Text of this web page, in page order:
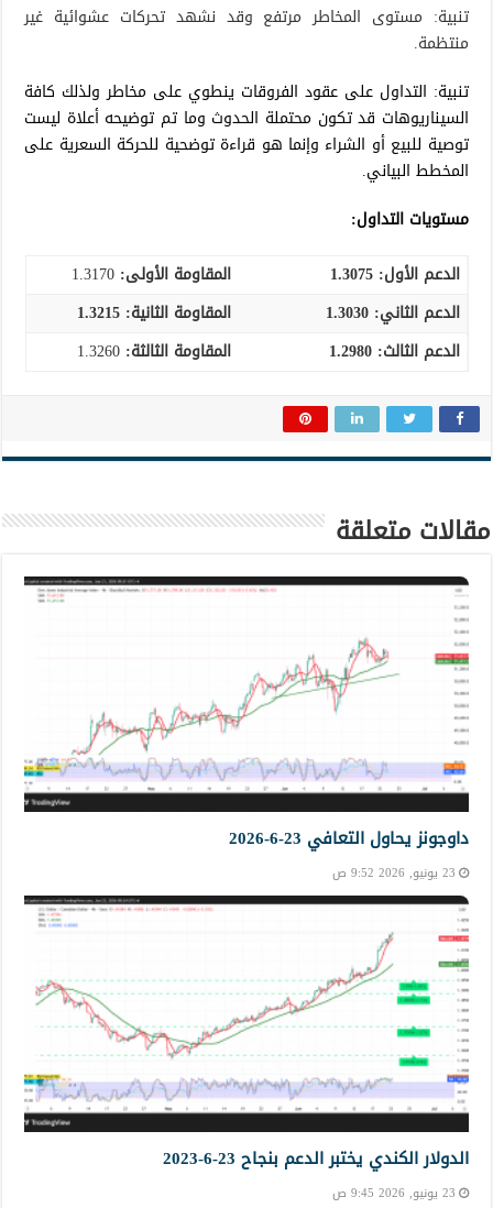
تنبية: مستوى المخاطر مرتفع وقد نشهد تحركات عشوائية غير
منتظمة.
تنبية: التداول على عقود الفروقات ينطوي على مخاطر ولذلك كافة
السيناريوهات قد تكون محتملة الحدوث وما تم توضيحه أعلاة ليست
توصية للبيع أو الشراء وإنما هو قراءة توضحية للحركة السعرية على
المخطط البياني.
مستويات التداول:
الدعم الأول: 1.3075
المقاومة الأولى:
الدعم الثاني: 1.3030 المقاومة الثانية: 1.3215
الدعم الثالث: المقاومة الثالثة:
مقالات متعلقة
داوجونز يحاول التعافي 23-6-2026
23 يونيو, 2026 9:52 ص
الدولار الكندي يختبر الدعم بنجاح 23-6-2023
23 يونيو, 2026 9:45 ص